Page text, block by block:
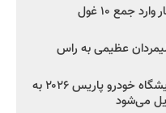
۳ خودروساز چینی برای نخستین بار وارد جمع ۱۰ غول
عظیمی به راس
چینی‌ها به قلب اروپا رسیدند؛ نمایشگاه خودرو پاریس ۲۰۲۶ به
می‌شود